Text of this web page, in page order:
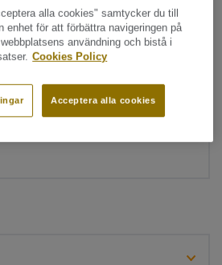
alla cookies" samtycker du till
enhet för att förbättra navigeringen på
användning och bistå i
Cookies Policy
Acceptera alla cookies